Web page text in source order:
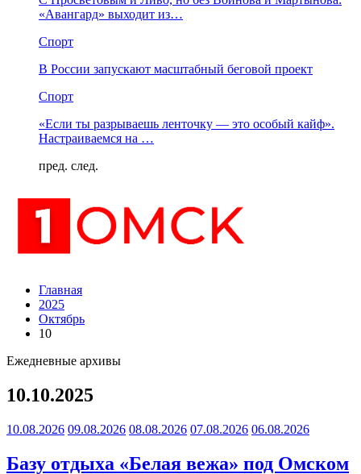
«Авангард» выходит из…
Спорт
В России запускают масштабный беговой проект
Спорт
«Если ты разрываешь ленточку — это особый кайф».
Настраиваемся на …
пред. след.
Главная
2025
Октябрь
10
Ежедневные архивы
10.10.2025
10.08.2026 09.08.2026 08.08.2026 07.08.2026 06.08.2026
Базу отдыха «Белая вежа» под Омском